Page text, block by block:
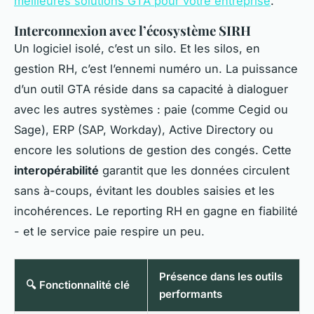
Interconnexion avec l’écosystème SIRH
Un logiciel isolé, c’est un silo. Et les silos, en
gestion RH, c’est l’ennemi numéro un. La puissance
d’un outil GTA réside dans sa capacité à dialoguer
avec les autres systèmes : paie (comme Cegid ou
Sage), ERP (SAP, Workday), Active Directory ou
encore les solutions de gestion des congés. Cette
interopérabilité garantit que les données circulent
sans à-coups, évitant les doubles saisies et les
incohérences. Le reporting RH en gagne en fiabilité
- et le service paie respire un peu.
🔍 Fonctionnalité clé
Présence dans les outils
performants